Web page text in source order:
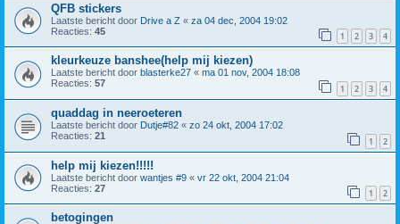
QFB stickers
Laatste bericht door Drive a Z « za 04 dec, 2004 19:02
Reacties: 45 1 2 3 4
kleurkeuze banshee(help mij kiezen)
Laatste bericht door blasterke27 « ma 01 nov, 2004 18:08
Reacties: 57 1 2 3 4
quaddag in neeroeteren
Laatste bericht door Dutje#82 « zo 24 okt, 2004 17:02
Reacties: 21 1 2
help mij kiezen!!!!!
Laatste bericht door wantjes #9 « vr 22 okt, 2004 21:04
Reacties: 27 1 2
betogingen